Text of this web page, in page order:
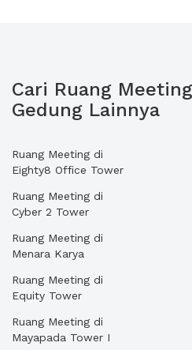
Cari Ruang
Gedung Lainnya
Ruang Meeting di
Eighty8 Office Tower
Ruang Meeting di
Cyber 2 Tower
Ruang Meeting di
Menara Karya
Ruang Meeting di
Equity Tower
Ruang Meeting di
Mayapada Tower I